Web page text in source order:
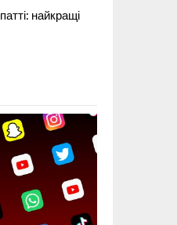
найкращі